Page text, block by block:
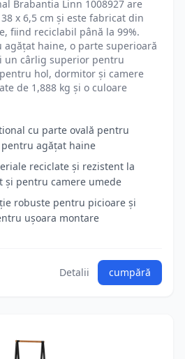
Brabantia Linn 1008927 are
x 6,5 cm și este fabricat din
fiind reciclabil până la 99%.
haine, o parte superioară
un cârlig superior pentru
hol, dormitor și camere
de 1,888 kg și o culoare
cu parte ovală pentru
agățat haine
reciclate și rezistent la
și pentru camere umede
robuste pentru picioare și
ușoara montare
Detalii cumpără